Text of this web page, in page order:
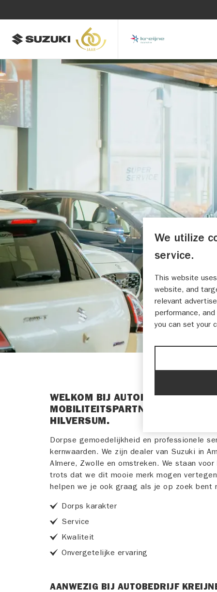
WELKOM BIJ AUTOBEDRIJF
MOBILITEITSPARTNER IN DE
HILVERSUM.
Dorpse gemoedelijkheid en professionele
kernwaarden. We zijn dealer van Suzuki in
Almere, Zwolle en omstreken. We staan
trots dat we dit mooie merk mogen
helpen we je ook graag als je op zoek bent
Dorps karakter
Service
Kwaliteit
Onvergetelijke ervaring
AANWEZIG BIJ AUTOBEDRIJF
We utilize
service.
This website
website, and
relevant
performance,
you can set your